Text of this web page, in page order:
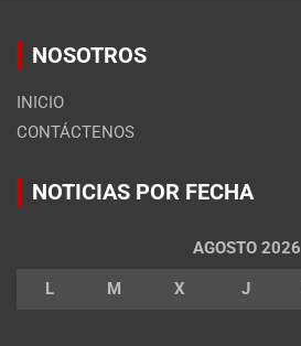
NOSOTROS
INICIO
CONTÁCTENOS
NOTICIAS POR FECHA
AGOSTO 2026
L M X J